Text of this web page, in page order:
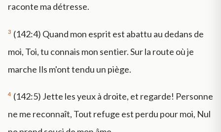
raconte ma détresse.
3 (142:4) Quand mon esprit est abattu au dedans de
moi, Toi, tu connais mon sentier. Sur la route où je
marche Ils m'ont tendu un piège.
4 (142:5) Jette les yeux à droite, et regarde! Personne
ne me reconnaît, Tout refuge est perdu pour moi, Nul